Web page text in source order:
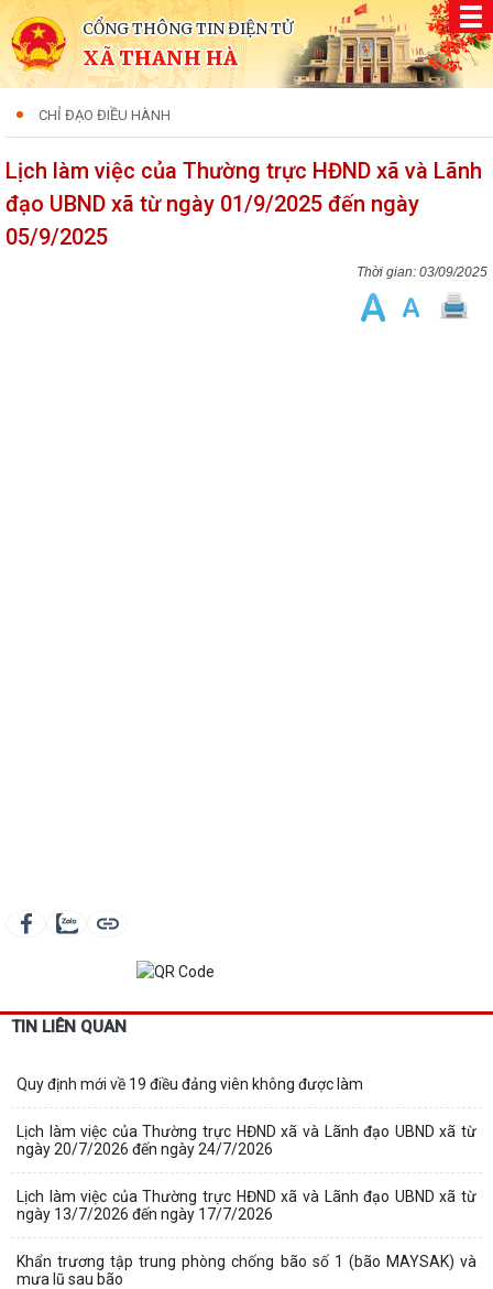
CỔNG THÔNG TIN ĐIỆN TỬ
XÃ THANH HÀ
CHỈ ĐẠO ĐIỀU HÀNH
Lịch làm việc của Thường trực HĐND xã và Lãnh
đạo UBND xã từ ngày 01/9/2025 đến ngày
05/9/2025
03/09/2025
TIN LIÊN QUAN
Quy định mới về 19 điều đảng viên không được làm
Lịch làm việc của Thường trực HĐND xã và Lãnh đạo UBND xã từ
ngày 20/7/2026 đến ngày 24/7/2026
Lịch làm việc của Thường trực HĐND xã và Lãnh đạo UBND xã từ
ngày 13/7/2026 đến ngày 17/7/2026
Khẩn trương tập trung phòng chống bão số 1 (bão MAYSAK) và
mưa lũ sau bão